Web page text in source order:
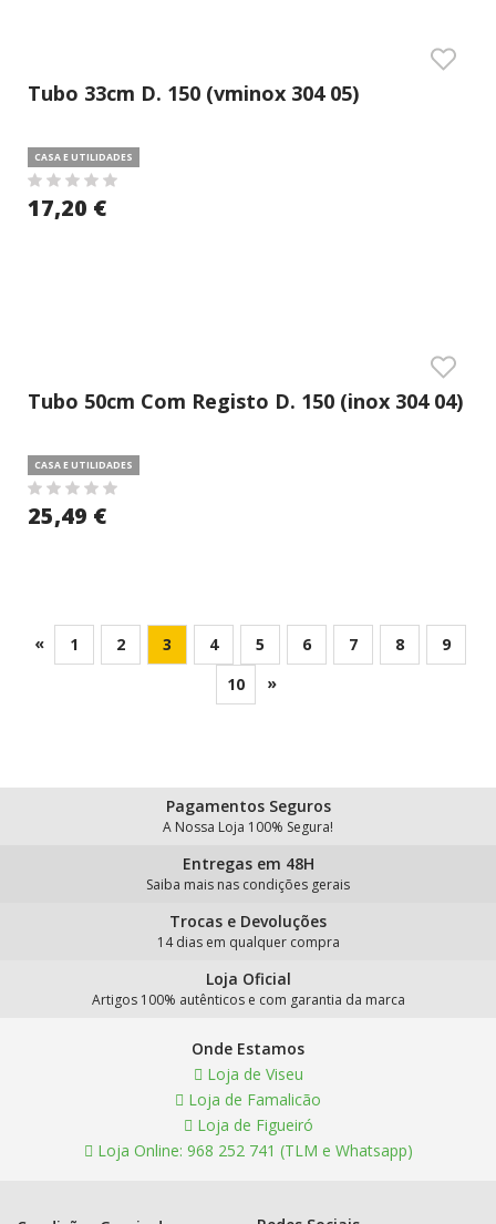
Tubo 33cm D. 150 (vminox 304 05)
CASA E UTILIDADES
17,20 €
Tubo 50cm Com Registo D. 150 (inox 304 04)
CASA E UTILIDADES
25,49 €
« 1 2 3 4 5 6 7 8
9
10
»
Pagamentos Seguros
A Nossa Loja 100% Segura!
Entregas em 48H
Saiba mais nas condições gerais
Trocas e Devoluções
14 dias em qualquer compra
Loja Oficial
Artigos 100% autênticos e com garantia da marca
Onde Estamos
Loja de Viseu
Loja de Famalicão
Loja de Figueiró
Loja Online: 968 252 741 (TLM e Whatsapp)